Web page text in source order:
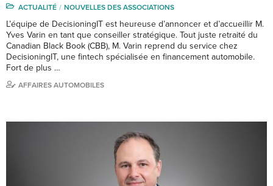
ACTUALITÉ NOUVELLES DES ASSOCIATIONS
L’équipe de DecisioningIT est heureuse d’annoncer et d’accueillir M.
Yves Varin en tant que conseiller stratégique. Tout juste retraité du
Canadian Black Book (CBB), M. Varin reprend du service chez
DecisioningIT, une fintech spécialisée en financement automobile.
Fort de plus …
AFFAIRES AUTOMOBILES